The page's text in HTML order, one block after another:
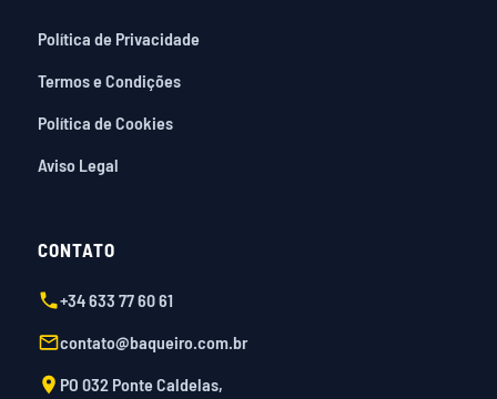
Política de Privacidade
Termos e Condições
Política de Cookies
Aviso Legal
CONTATO
+34 633 77 60 61
contato@baqueiro.com.br
PO 032 Ponte Caldelas,